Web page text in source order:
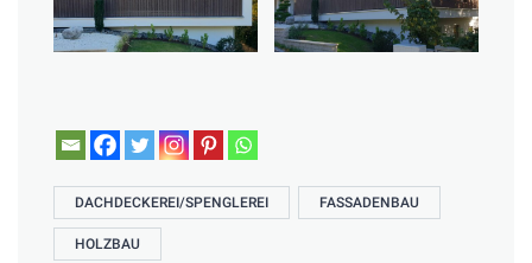
DACHDECKEREI/SPENGLEREI FASSADENBAU
HOLZBAU